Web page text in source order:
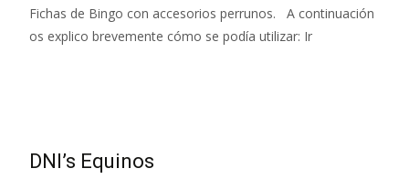
Fichas de Bingo con accesorios perrunos. A continuación
os explico brevemente cómo se podía utilizar: Ir
DNI’s Equinos